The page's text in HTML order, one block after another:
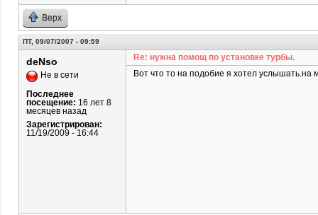
Верх
ПТ, 09/07/2007 - 09:59
deNso
Не в сети
Последнее
посещение: 16 лет 8
месяцев назад
Зарегистрирован:
11/19/2009 - 16:44
Re: нужна помощ по установке турбы.
Вот что то на подобие я хотел услышать.на